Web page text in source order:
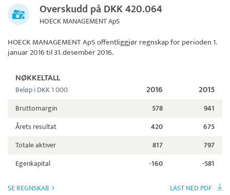
Overskudd på DKK 420.064
HOECK MANAGEMENT ApS
HOECK MANAGEMENT ApSoffentliggjør regnskap for perioden 1.
januar 2016 til 31. desember 2016.
NØKKELTALL
Beløp i DKK 1 000 2016 2015
Bruttomargin 578
941
Årets resultat
420
675
Totale aktiver
817
797
Egenkapital
-160 -581
SE REGNSKAB LAST NED PDF